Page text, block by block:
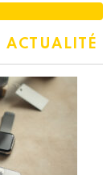
ACTUALITÉ